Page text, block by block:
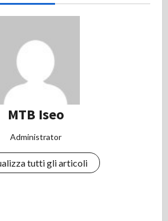
MTB Iseo
Administrator
tutti gli articoli